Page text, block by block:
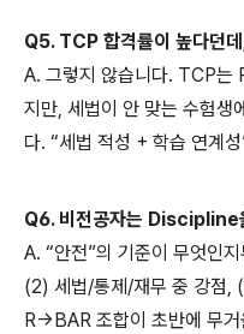
Q5. TCP 합격률이 높다던
A. 그렇지 않습니다. TCP는
지만, 세법이 안 맞는 수험생
다. “세법 적성 + 학습 연계
Q6. 비전공자는 Discipline
A. “안전”의 기준이 무엇인
(2) 세법/통제/재무 중 강점,
R→BAR 조합이 초반에 무